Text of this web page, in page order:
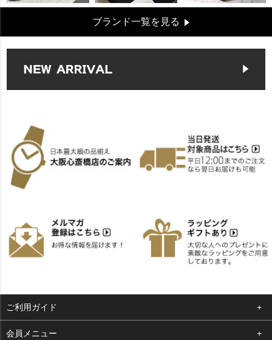
ブランド一覧を見る
ご利用ガイド
よくある質問
会員メニュー